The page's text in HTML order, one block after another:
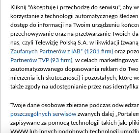
Procedura zgłoszeń
Kliknij "Akceptuję i przechodzę do serwisu", aby
korzystanie z technologii automatycznego
dostęp do informacji na Twoim urządzeniu
przechowywanie oraz na przetwarzanie Twoich
nas, czyli Telewizję Polską S.A. w likwidacji (zwaną
Zaufanych Partnerów z IAB* (1201 firm) oraz
Partnerów TVP (93 firm) , w celach
zautomatyzowanego dopasowania reklam do
mierzenia ich skuteczności) i pozostałych, które
także zgody na udostępnianie przez nas
Twoje dane osobowe zbierane podczas
poszczególnych serwisów zwanych dalej
zapisywane za pomocą technologii takich jak:
WWW lub innych podobnych technologii